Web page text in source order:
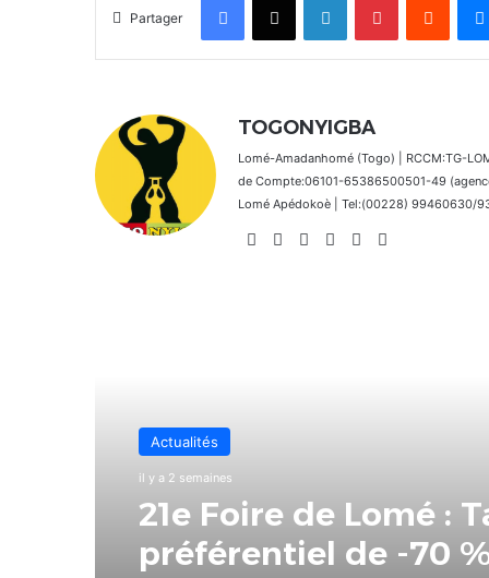
Partager
TOGONYIGBA
Lomé-Amadanhomé (Togo) | RCCM:TG-
de Compte:06101-65386500501-49
Lomé Apédokoè | Tel:(00228) 99460630/
WebsiteFacebook
X LinkedinInstagram
Actualités
il y a 2 semaines
LeCoupD'œil
il y a 3 semaines
[LeCoupD’œil] Si